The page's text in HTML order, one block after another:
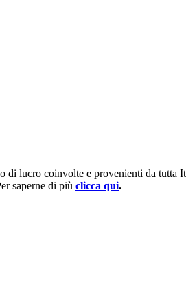
di lucro coinvolte e provenienti da
saperne di più clicca qui.